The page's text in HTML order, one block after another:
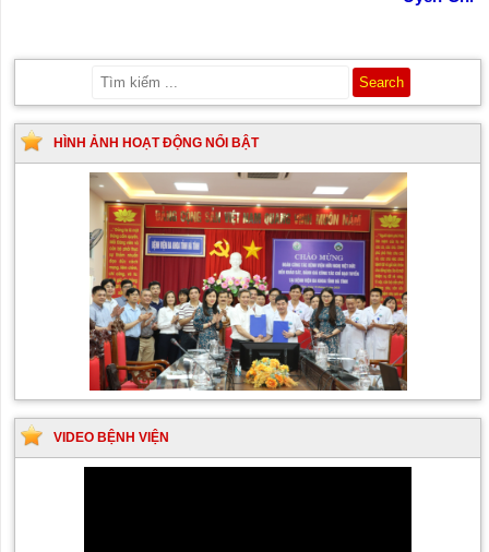
HÌNH ẢNH HOẠT ĐỘNG NỔI BẬT
VIDEO BỆNH VIỆN